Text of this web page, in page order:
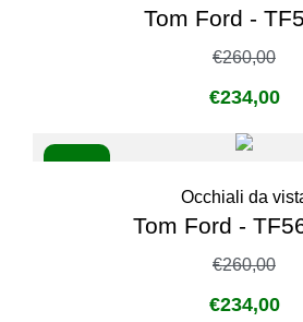
Tom Ford -
€260,00
€234,00
Occhiali da
Tom Ford -
€260,00
€234,00